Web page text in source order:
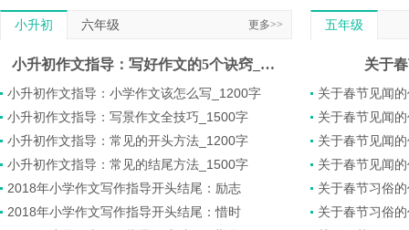
小升初 六年级 更多>>
小升初作文指导：写好作文的5个诀窍_800字
小升初作文指导：小学作文该怎么写_1200字
小升初作文指导：写景作文全技巧_1500字
小升初作文指导：常见的开头方法_1200字
小升初作文指导：常见的结尾方法_1500字
2018年小学作文写作指导开头结尾：励志
2018年小学作文写作指导开头结尾：惜时
五年级
关于
关于春节见闻
关于春节见闻
关于春节见闻
关于春节见闻
关于春节习俗
关于春节习俗